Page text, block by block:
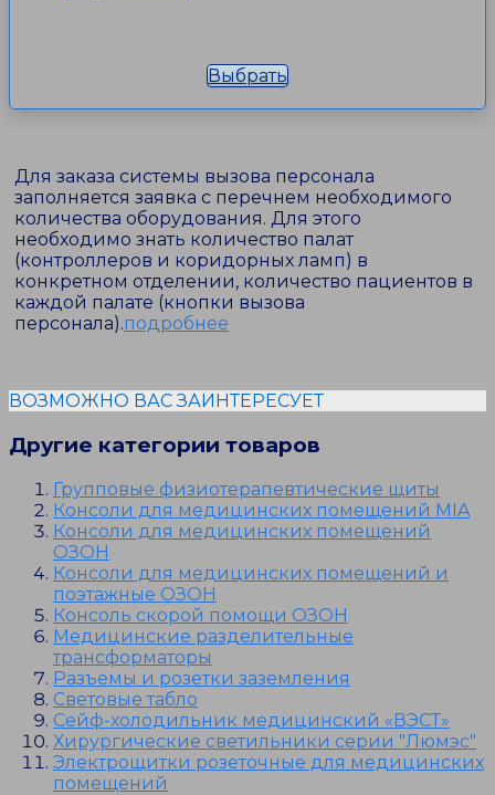
Выбрать
Для заказа системы вызова персонала
заполняется заявка с перечнем необходимого
количества оборудования. Для этого
необходимо знать количество палат
(контроллеров и коридорных ламп) в
конкретном отделении, количество пациентов в
каждой палате (кнопки вызова
персонала).подробнее
ВОЗМОЖНО ВАС ЗАИНТЕРЕСУЕТ
Другие категории товаров
Групповые физиотерапевтические щиты
Консоли для медицинских помещений MIA
Консоли для медицинских помещений
ОЗОН
Консоли для медицинских помещений и
поэтажные ОЗОН
Консоль скорой помощи ОЗОН
Медицинские разделительные
трансформаторы
Разъемы и розетки заземления
Световые табло
Сейф-холодильник медицинский «ВЭСТ»
Хирургические светильники серии "Люмэс"
Электрощитки розеточные для медицинских
помещений